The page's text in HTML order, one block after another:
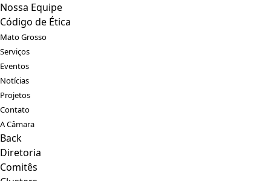
Nossa Equipe
Código de Ética
Mato Grosso
Serviços
Eventos
Notícias
Projetos
Contato
A Câmara
Back
Diretoria
Comitês